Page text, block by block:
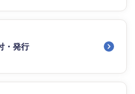
・発行